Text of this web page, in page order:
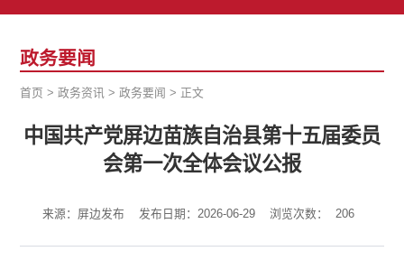
政务要闻
首页 >政务资讯 >政务要闻 > 正文
中国共产党屏边苗族自治县第十五届委员
会第一次全体会议公报
来源：屏边发布 发布日期：2026-06-29 浏览次数： 206